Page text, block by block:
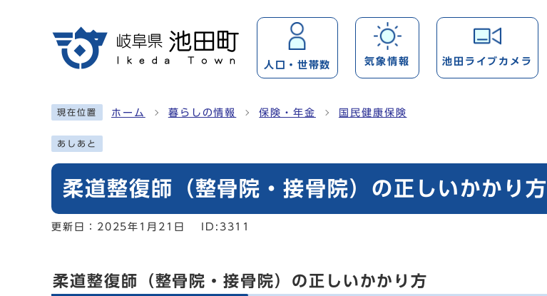
人口・世帯数 気象情報 池田ライブカメラ
ここから本文です
現在位置 ホーム 暮らしの情報 保険・年金 国民健康保険
あしあと
柔道整復師（整骨院・接骨院）の正しいかかり方
更新日： 2025年1月21日 ID:3311
柔道整復師（整骨院・接骨院）の正しいかかり方